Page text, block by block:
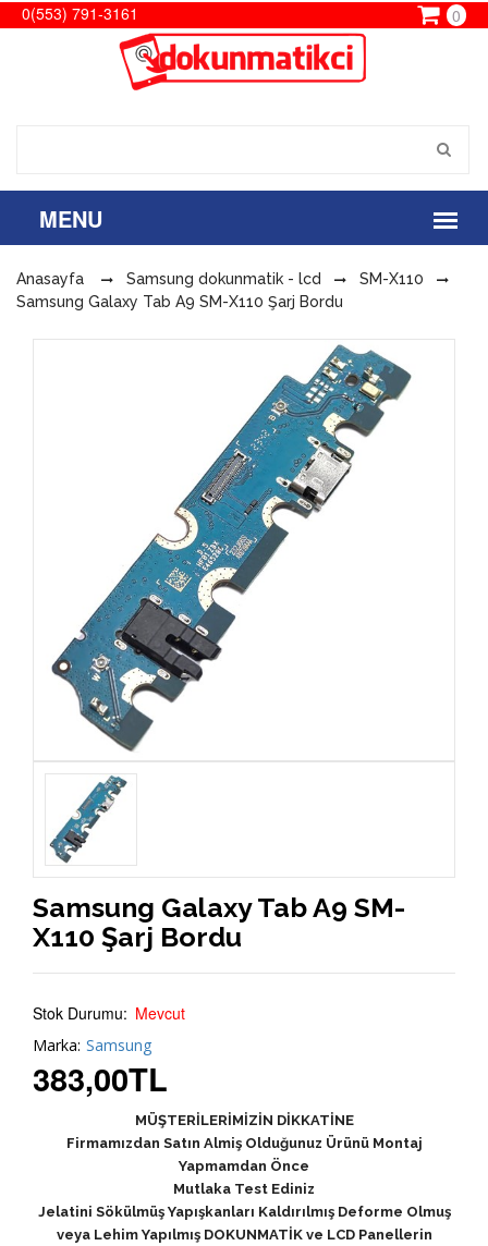
0(553) 791-3161 0
Anasayfa Samsung dokunmatik - lcd
SM-X110
Samsung Galaxy Tab A9 SM-X110 Şarj Bordu
Samsung Galaxy Tab A9 SM-
X110 Şarj Bordu
Stok Durumu: Mevcut
Marka: Samsung
383,00TL
MÜŞTERİLERİMİZİN DİKKATİNE
Firmamızdan Satın Almiş Olduğunuz Ürünü Montaj
Yapmamdan Önce
Mutlaka Test Ediniz
Jelatini Sökülmüş Yapışkanları Kaldırılmış Deforme Olmuş
veya Lehim Yapılmış DOKUNMATİK ve LCD Panellerin